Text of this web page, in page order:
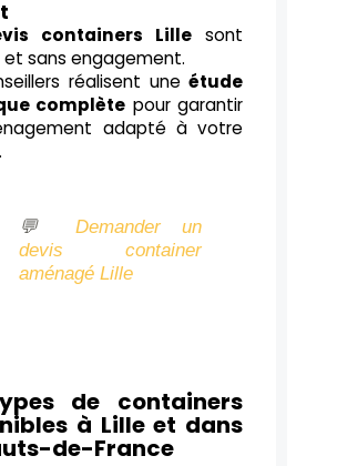
containers Lille sont
sans engagement.
réalisent uneétude
complète pour garantir
adapté à votre
💬 Demander un
devis container
aménagé Lille
de containers
à Lille et dans
de-France